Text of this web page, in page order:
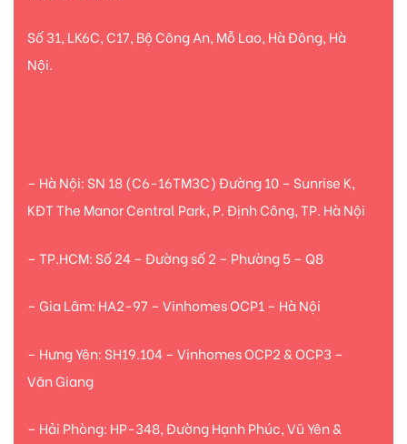
Số 31, LK6C, C17, Bộ Công An, Mỗ Lao, Hà Đông, Hà
Nội.
– Hà Nội: SN 18 (C6-16TM3C) Đường 10 – Sunrise K,
KĐT The Manor Central Park, P. Định Công, TP. Hà Nội
– TP.HCM: Số 24 – Đường số 2 – Phường 5 – Q8
– Gia Lâm: HA2-97 – Vinhomes OCP1 – Hà Nội
– Hưng Yên: SH19.104 – Vinhomes OCP2 & OCP3 –
Văn Giang
– Hải Phòng: HP-348, Đường Hạnh Phúc, Vũ Yên &